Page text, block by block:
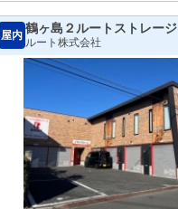
屋内
鶴ヶ島２ルートストレージ
ルート株式会社